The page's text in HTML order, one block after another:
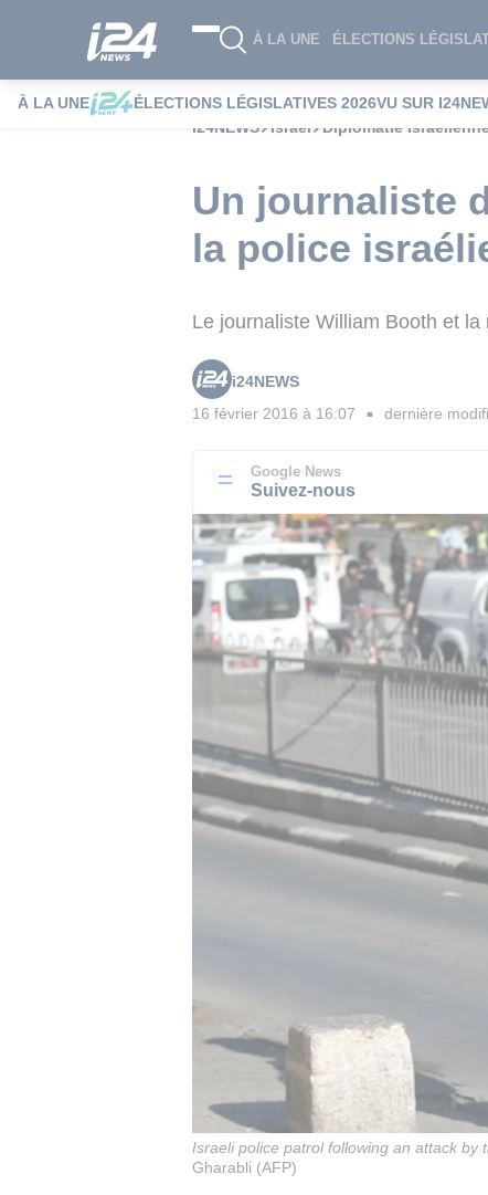
À LA UNE ÉLECTIONS
À LA UNE ÉLECTIONS LÉGISLATIVES 2026VU SUR
i24NEWS
Israël Diplomatie
Un journaliste
la police
Le journaliste William Booth et
i24NEWS
16 février 2016 à 16:07 ■ dernière
Google News
Suivez-nous
Israeli police patrol following an attack
Gharabli (AFP)